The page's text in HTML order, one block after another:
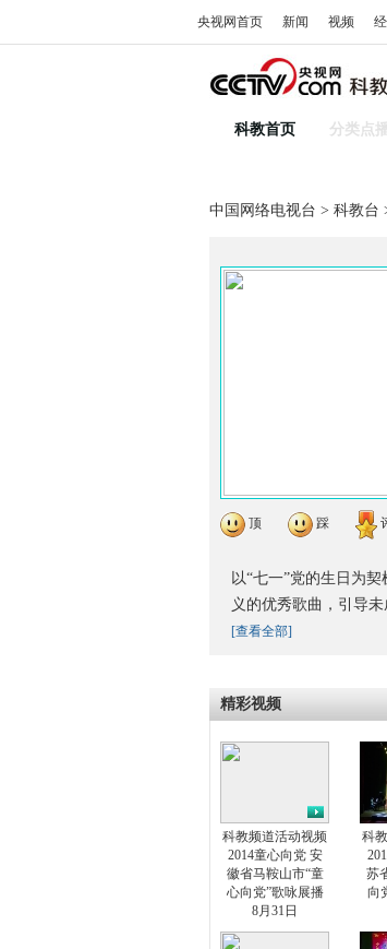
央视网首页 新闻 视频
科教首页 分类点
中国网络电视台 > 科教台
顶 踩
以“七一”党的生日为
义的优秀歌曲，引导
[查看全部]
精彩视频
科教频道活动视频
2014童心向党 安
徽省马鞍山市“童
心向党”歌咏展播
8月31日
科
苏
向